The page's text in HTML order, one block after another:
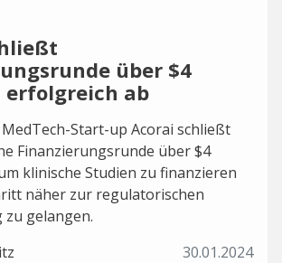
über $4
ab
MedTech-Start-up Acorai schließt
Finanzierungsrunde über $4
klinische Studien zu finanzieren
näher zur regulatorischen
zu gelangen.
30.01.2024